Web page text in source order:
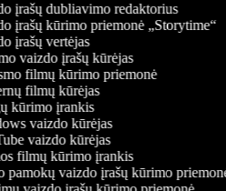
įrašų dubliavimo redaktorius
įrašų kūrimo priemonė „Storytime“
įrašų vertėjas
vaizdo įrašų kūrėjas
filmų kūrimo priemonė
filmų kūrėjas
kūrimo įrankis
vaizdo kūrėjas
vaizdo kūrėjas
filmų kūrimo įrankis
vaizdo įrašų kūrimo priemonė